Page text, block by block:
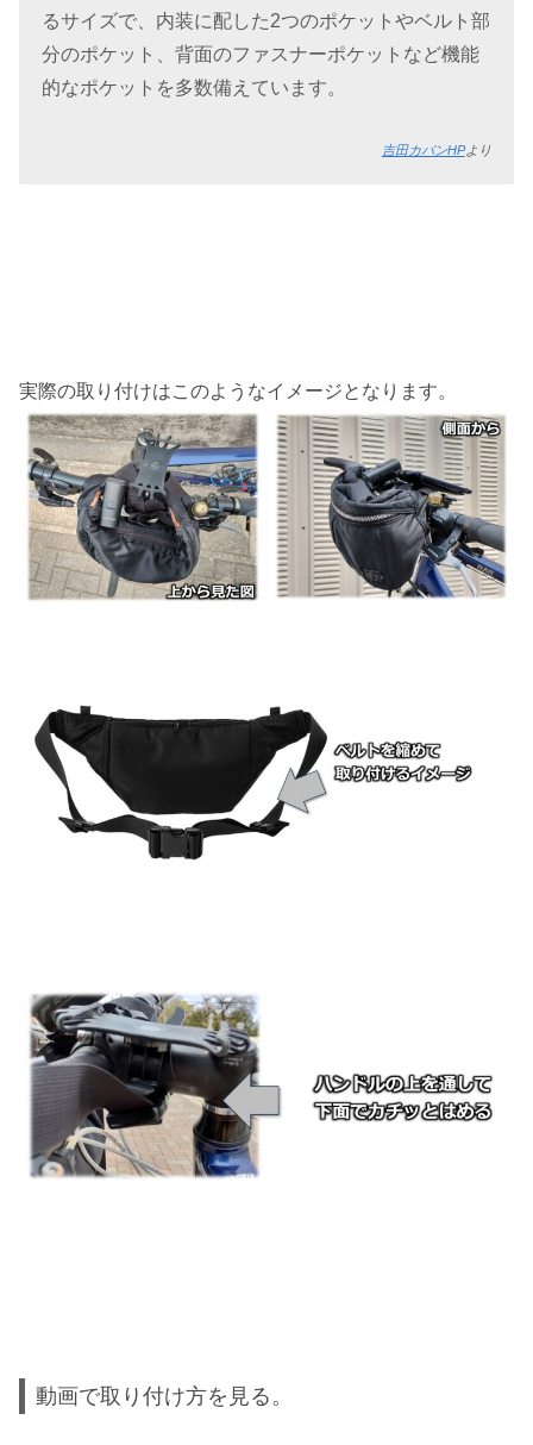
るサイズで、内装に配した2つのポケットやベルト部
分のポケット、背面のファスナーポケットなど機能
的なポケットを多数備えています。
吉田カバンHPより
実際の取り付けはこのようなイメージとなります。
動画で取り付け方を見る。